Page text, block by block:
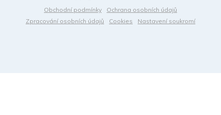
Obchodní podmínky
Ochrana osobních údajů
Zpracování osobních údajů
Cookies Nastavení soukromí